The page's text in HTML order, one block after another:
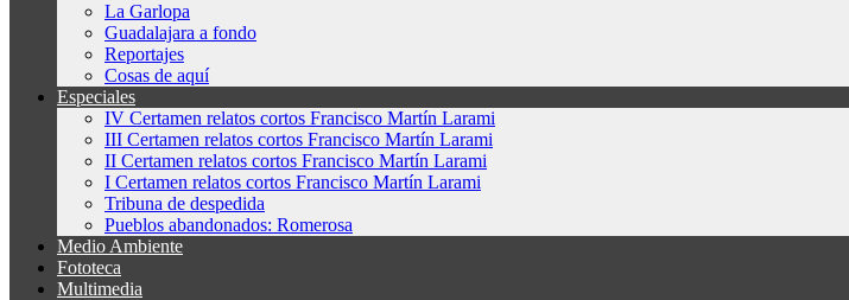
La Garlopa
Guadalajara a fondo
Reportajes
Cosas de aquí
Especiales
IV Certamen relatos cortos Francisco Martín Larami
III Certamen relatos cortos Francisco Martín Larami
II Certamen relatos cortos Francisco Martín Larami
I Certamen relatos cortos Francisco Martín Larami
Tribuna de despedida
Pueblos abandonados: Romerosa
Medio Ambiente
Fototeca
Multimedia